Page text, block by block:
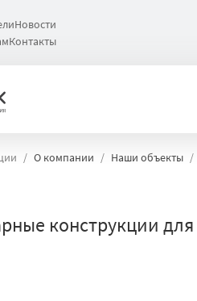
Новости
Контакты
О компании Наши объекты
конструкции